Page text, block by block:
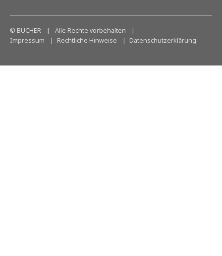
© BUCHER | Alle Rechte vorbehalten
|
Impressum
Rechtliche Hinweise Datenschutzerklärung